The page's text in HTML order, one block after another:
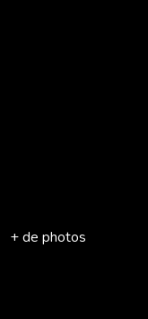
+ de photos